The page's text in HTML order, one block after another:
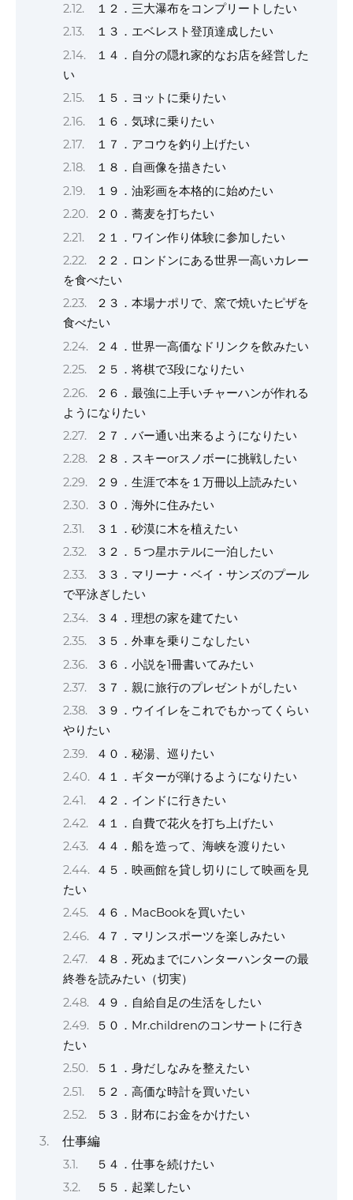
１２．三大瀑布をコンプリートしたい
１３．エベレスト登頂達成したい
１４．自分の隠れ家的なお店を経営した
い
１５．ヨットに乗りたい
１６．気球に乗りたい
１７．アコウを釣り上げたい
１８．自画像を描きたい
１９．油彩画を本格的に始めたい
２０．蕎麦を打ちたい
２１．ワイン作り体験に参加したい
２２．ロンドンにある世界一高いカレー
を食べたい
２３．本場ナポリで、窯で焼いたピザを
食べたい
２４．世界一高価なドリンクを飲みたい
２５．将棋で3段になりたい
２６．最強に上手いチャーハンが作れる
ようになりたい
２７．バー通い出来るようになりたい
２８．スキーorスノボーに挑戦したい
２９．生涯で本を１万冊以上読みたい
３０．海外に住みたい
３１．砂漠に木を植えたい
３２．５つ星ホテルに一泊したい
３３．マリーナ・ベイ・サンズのプール
で平泳ぎしたい
３４．理想の家を建てたい
３５．外車を乗りこなしたい
３６．小説を1冊書いてみたい
３７．親に旅行のプレゼントがしたい
３９．ウイイレをこれでもかってくらい
やりたい
４０．秘湯、巡りたい
４１．ギターが弾けるようになりたい
４２．インドに行きたい
４１．自費で花火を打ち上げたい
４４．船を造って、海峡を渡りたい
４５．映画館を貸し切りにして映画を見
たい
４６．MacBookを買いたい
４７．マリンスポーツを楽しみたい
４８．死ぬまでにハンターハンターの最
終巻を読みたい（切実）
４９．自給自足の生活をしたい
５０．Mr.childrenのコンサートに行き
たい
５１．身だしなみを整えたい
５２．高価な時計を買いたい
５３．財布にお金をかけたい
仕事編
５４．仕事を続けたい
５５．起業したい